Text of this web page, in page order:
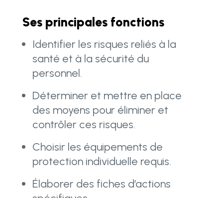
Ses principales fonctions
Identifier les risques reliés à la
santé et à la sécurité du
personnel.
Déterminer et mettre en place
des moyens pour éliminer et
contrôler ces risques.
Choisir les équipements de
protection individuelle requis.
Élaborer des fiches d’actions